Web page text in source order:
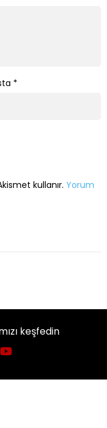
*
kullanır. Yorum
keşfedin